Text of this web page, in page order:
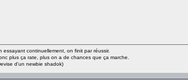
essayant continuellement, on finit par réussir.
plus ça rate, plus on a de chances que ça marche.
d'un newbie shadok)